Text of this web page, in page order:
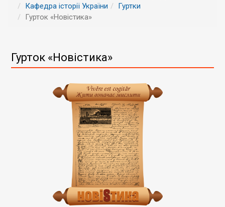
Кафедра історії України
Гуртки
Гурток «Новістика»
Гурток «Новістика»